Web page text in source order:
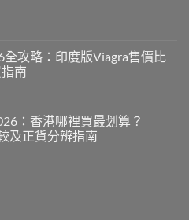
攻略：印度版Viagra售價比
南
：香港哪裡買最划算？
及正貨分辨指南